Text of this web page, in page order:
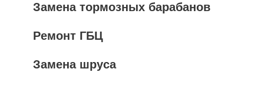
Замена тормозных барабанов
Ремонт ГБЦ
Замена шруса